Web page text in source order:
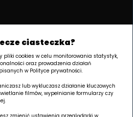
ciasteczka?
pliki cookies w celu monitorowania statystyk,
oraz prowadzenia działań
w Polityce prywatności.
lub wykluczasz działanie kluczowych
filmów, wypełnianie formularzy czy
144, 60-278 Poznań
otwarcia:
- piątek 8.00 - 17.00
8.00 - 16.00 jesteśmy dostępni na
inwestycji.
spotkań - zapraszamy na